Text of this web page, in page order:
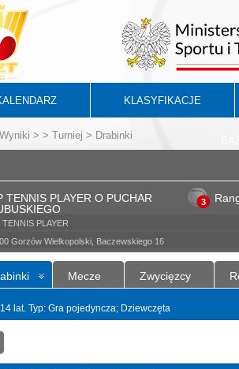
KLASYFIKACJE
Wyniki > > Turniej > Drabinki
TENNIS PLAYER O PUCHAR
3
PLAYER
Gorzów Wielkopolski, Baczewskiego 16
Mecze Zwycięzcy
lat. Typ: Gra pojedyncza; Dziewczęta